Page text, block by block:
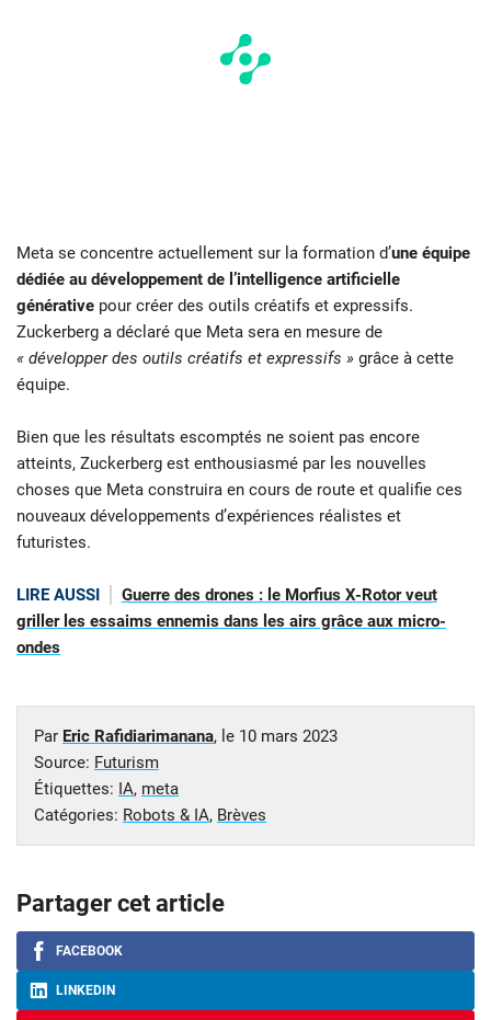
Meta se concentre actuellement sur la formation d’une équipe
dédiée au développement de l’intelligence artificielle
générative pour créer des outils créatifs et expressifs.
Zuckerberg a déclaré que Meta sera en mesure de
« développer des outils créatifs et expressifs » grâce à cette
équipe.
Bien que les résultats escomptés ne soient pas encore
atteints, Zuckerberg est enthousiasmé par les nouvelles
choses que Meta construira en cours de route et qualifie ces
nouveaux développements d’expériences réalistes et
futuristes.
LIRE AUSSI
Guerre des drones : le Morfius X-Rotor veut
griller les essaims ennemis dans les airs grâce aux micro-
ondes
Par Eric Rafidiarimanana, le 10 mars 2023
Source: Futurism
Étiquettes: IA, meta
Catégories: Robots & IA, Brèves
Partager cet article
FACEBOOK
LINKEDIN